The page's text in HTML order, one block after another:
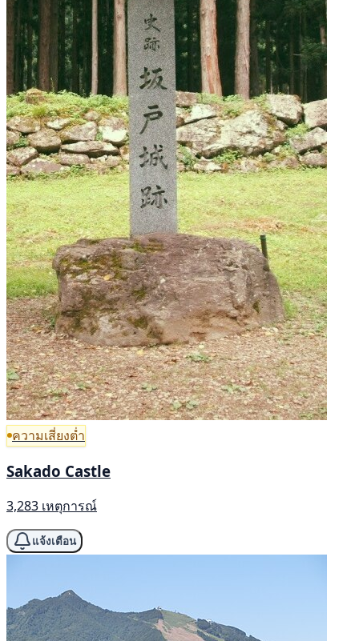
ความเสี่ยงต่ำ
Sakado Castle
3,283 เหตุการณ์
แจ้งเตือน